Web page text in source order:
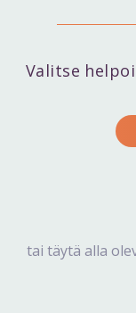
Valitse
tai täytä alla